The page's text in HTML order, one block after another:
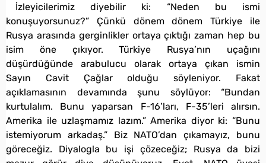
İzleyicilerimiz diyebilir ki: “Neden bu ismi
konuşuyorsunuz?” Çünkü dönem dönem Türkiye ile
Rusya arasında gerginlikler ortaya çıktığı zaman hep bu
isim öne çıkıyor. Türkiye Rusya’nın uçağını
düşürdüğünde arabulucu olarak ortaya çıkan ismin
Sayın Cavit Çağlar olduğu söyleniyor. Fakat
açıklamasının devamında şunu söylüyor: “Bundan
kurtulalım. Bunu yaparsan F-16’ları, F-35’leri alırsın.
Amerika ile uzlaşmamız lazım.” Amerika diyor ki: “Bunu
istemiyorum arkadaş.” Biz NATO’dan çıkamayız, bunu
göreceğiz. Diyalogla bu işi çözeceğiz; Rusya da bizi